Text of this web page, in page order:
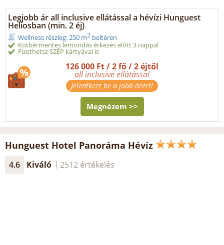
Legjobb ár all inclusive ellátással a hévízi Hunguest
Heliosban (min. 2 éj)
Wellness részleg: 250 m2 beltéren
Kötbérmentes lemondás érkezés előtt 3 nappal
Fizethetsz SZÉP kártyával is
126 000 Ft / 2 fő / 2 éjtől
all inclusive ellátással
Jelentkezz be a jobb árért!
Megnézem >>
Hunguest Hotel Panoráma Hévíz
4.6 Kiváló 2512 értékelés